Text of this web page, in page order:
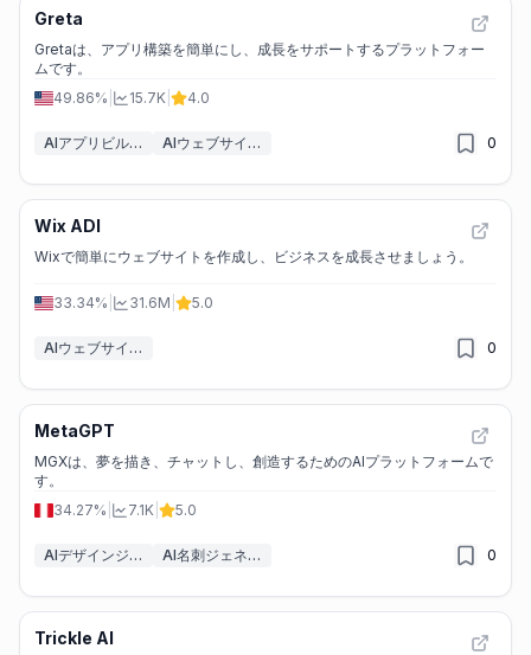
Greta
Gretaは、アプリ構築を簡単にし、成長をサポートするプラットフォー
ムです。
49.86%
15.7K 4.0
AIアプリビルダー AIウェブサイトデザイナー 0
Wix ADI
Wixで簡単にウェブサイトを作成し、ビジネスを成長させましょう。
33.34% 31.6M 5.0
AIウェブサイトデザイナー 0
MetaGPT
MGXは、夢を描き、チャットし、創造するためのAIプラットフォームで
す。
34.27%
7.1K 5.0
AIデザインジェネレーター AI名刺ジェネレータ 0
Trickle AI